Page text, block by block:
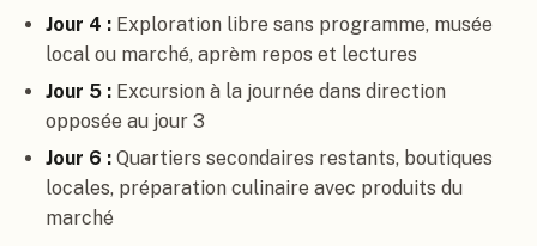
Jour 4 : Exploration libre sans programme, musée
local ou marché, aprèm repos et lectures
Jour 5 : Excursion à la journée dans direction
opposée au jour 3
Jour 6 : Quartiers secondaires restants, boutiques
locales, préparation culinaire avec produits du
marché